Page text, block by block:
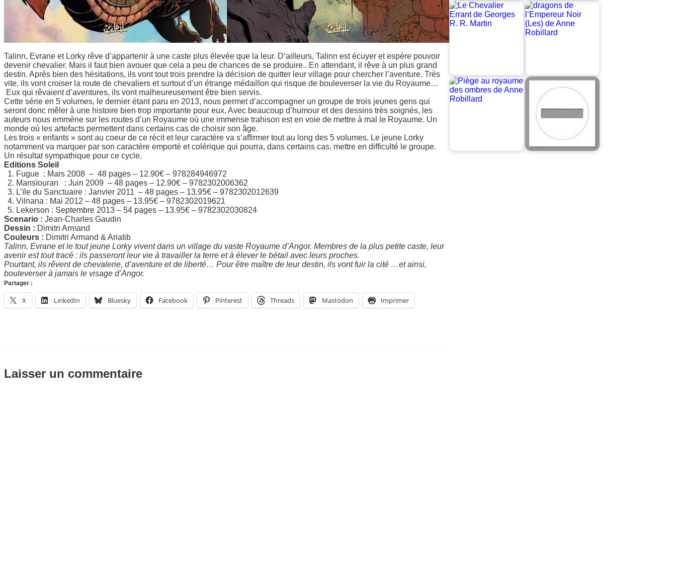
Talinn, Evrane et Lorky rêve d’appartenir à une caste plus élevée que la leur. D’ailleurs, Talinn est écuyer et espère pouvoir
devenir chevalier. Mais il faut bien avouer que cela a peu de chances de se produire.. En attendant, il rêve à un plus grand
destin. Après bien des hésitations, ils vont tout trois prendre la décision de quitter leur village pour chercher l’aventure. Très
vite, ils vont croiser la route de chevaliers et surtout d’un étrange médaillon qui risque de bouleverser la vie du Royaume…
Eux qui rêvaient d’aventures, ils vont malheureusement être bien servis.
Cette série en 5 volumes, le dernier étant paru en 2013, nous permet d’accompagner un groupe de trois jeunes gens qui
seront donc mêler à une histoire bien trop importante pour eux. Avec beaucoup d’humour et des dessins très soignés, les
auteurs nous emmène sur les routes d’un Royaume où une immense trahison est en voie de mettre à mal le Royaume. Un
monde où les artefacts permettent dans certains cas de choisir son âge.
Les trois « enfants » sont au coeur de ce récit et leur caractère va s’affirmer tout au long des 5 volumes. Le jeune Lorky
notamment va marquer par son caractère emporté et colérique qui pourra, dans certains cas, mettre en difficulté le groupe.
Un résultat sympathique pour ce cycle.
Editions Soleil
Fugue : Mars 2008 – 48 pages – 12.90€ – 978284946972
Mansïouran : Juin 2009 – 48 pages – 12.90€ – 9782302006362
L’ïle du Sanctuaire : Janvier 2011 – 48 pages – 13.95€ – 9782302012639
Vilnana : Mai 2012 – 48 pages – 13.95€ – 9782302019621
Lekerson : Septembre 2013 – 54 pages – 13.95€ – 9782302030824
Scenario : Jean-Charles Gaudin
Dessin : Dimitri Armand
Couleurs : Dimitri Armand & Ariatib
Talinn, Evrane et le tout jeune Lorky vivent dans un village du vaste Royaume d’Angor. Membres de la plus petite caste, leur
avenir est tout tracé : ils passeront leur vie à travailler la terre et à élever le bétail avec leurs proches.
Pourtant, ils rêvent de chevalerie, d’aventure et de liberté… Pour être maître de leur destin, ils vont fuir la cité …et ainsi,
bouleverser à jamais le visage d’Angor.
Partager :
X LinkedIn Bluesky Facebook Pinterest Threads Mastodon Imprimer
Laisser un commentaire